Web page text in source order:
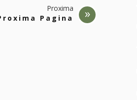
Proxima
Pagina